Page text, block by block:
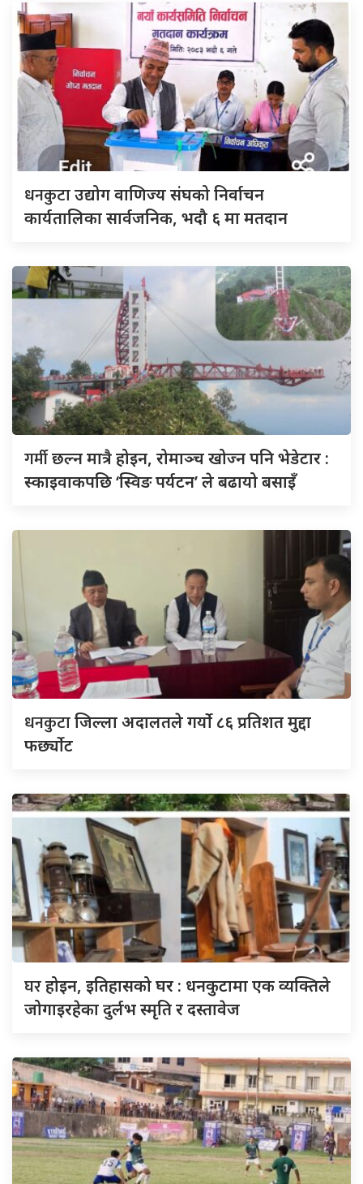
धनकुटाउद्योग वाणिज्य संघको निर्वाचन
कार्यतालिका सार्वजनिक, भदौ ६ मा मतदान
गर्मीछल्न मात्रै होइन, रोमाञ्च खोज्न पनि भेडेटार :
स्काइवाकपछि ‘स्विङ पर्यटन’ ले बढायो बसाइँ
धनकुटाजिल्ला अदालतले गर्यो ८६ प्रतिशत मुद्दा
फर्छ्योट
घरहोइन, इतिहासको घर : धनकुटामा एक व्यक्तिले
जोगाइरहेका दुर्लभ स्मृति र दस्तावेज